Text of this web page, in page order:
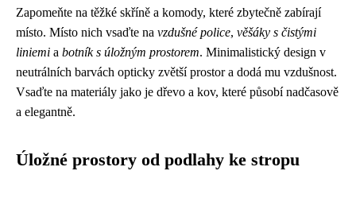
Zapomeňte na těžké skříně a komody, které zbytečně zabírají
místo. Místo nich vsaďte na vzdušné police, věšáky s čistými
liniemi a botník s úložným prostorem. Minimalistický design v
neutrálních barvách opticky zvětší prostor a dodá mu vzdušnost.
Vsaďte na materiály jako je dřevo a kov, které působí nadčasově
a elegantně.
Úložné prostory od podlahy ke stropu